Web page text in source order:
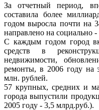
За отчетный период,
составила более
годом выросла почти на
направлено на социально
С каждым годом город
средств в
недвижимости,
ремонты, в 2006 году на
млн. рублей.
57 крупных, средних и
города выпустили
2005 году - 3,5 млрд.руб.).